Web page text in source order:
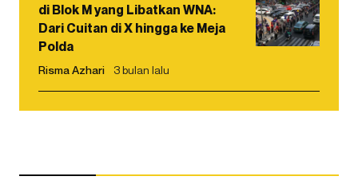
di Blok M yang Libatkan WNA:
Dari Cuitan di X hingga ke Meja
Polda
Risma Azhari 3 bulan lalu